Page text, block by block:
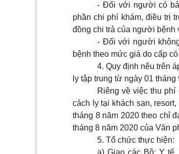
- Đối với người có
phần chi phí khám, điều trị
đồng chi trả của người bệnh
- Đối với người
bệnh theo mức giá do cấp
4. Quy định nêu trên
ly tập trung từ ngày 01 tháng
Riêng về việc thu
cách ly tại khách sạn,
tháng 8 năm 2020 theo chỉ
tháng 8 năm 2020 của Văn
5. Tổ chức thực hiện:
a) Giao các Bộ: Y